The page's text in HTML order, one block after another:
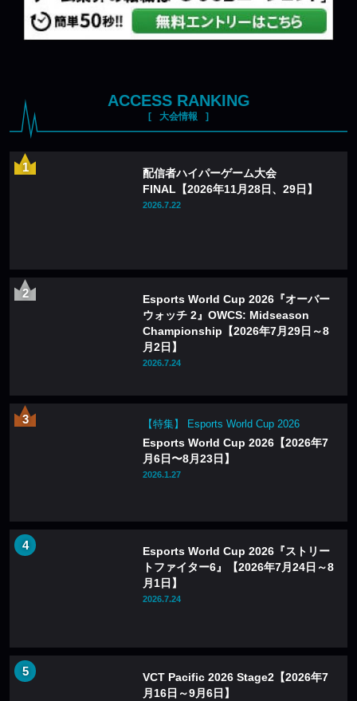
ACCESS RANKING
大会情報
配信者ハイパーゲーム大会
FINAL【2026年11月28日、29日】
2026.7.22
Esports World Cup 2026『オーバー
ウォッチ 2』OWCS: Midseason
Championship【2026年7月29日～8
月2日】
2026.7.24
【特集】 Esports World Cup 2026
Esports World Cup 2026【2026年7
月6日〜8月23日】
2026.1.27
Esports World Cup 2026『ストリー
トファイター6』【2026年7月24日～8
月1日】
2026.7.24
VCT Pacific 2026 Stage2【2026年7
月16日～9月6日】